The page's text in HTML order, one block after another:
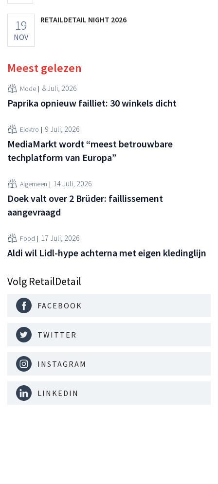
19
NOV
RETAILDETAIL NIGHT 2026
Meest gelezen
Mode 8 Juli, 2026
Paprika opnieuw failliet: 30 winkels dicht
Elektro 9 Juli, 2026
MediaMarkt wordt “meest betrouwbare
techplatform van Europa”
Algemeen 14 Juli, 2026
Doek valt over 2 Brüder: faillissement
aangevraagd
Food 17 Juli, 2026
Aldi wil Lidl-hype achterna met eigen kledinglijn
Volg RetailDetail
FACEBOOK
TWITTER
INSTAGRAM
LINKEDIN